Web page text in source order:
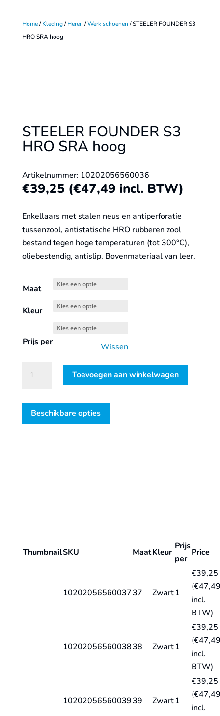
Home/Kleding/Heren /Werk schoenen / STEELER FOUNDER S3
HRO SRA hoog
STEELER FOUNDER S3
HRO SRA hoog
Artikelnummer: 10202056560036
€39,25 (€47,49 incl. BTW)
Enkellaars met stalen neus en antiperforatie
tussenzool, antistatische HRO rubberen zool
bestand tegen hoge temperaturen (tot 300°C),
oliebestendig, antislip. Bovenmateriaal van leer.
Maat
Kleur
Prijs per
Wissen
FOUNDER
HRO
Toevoegen aan winkelwagen
Beschikbare opties
ThumbnailSKU MaatKleur
Prijs
per
Price
1020205656003737 Zwart1
€39,25
(€47,49
incl.
BTW)
1020205656003838 Zwart1
€39,25
(€47,49
incl.
BTW)
1020205656003939 Zwart1
€39,25
(€47,49
incl.